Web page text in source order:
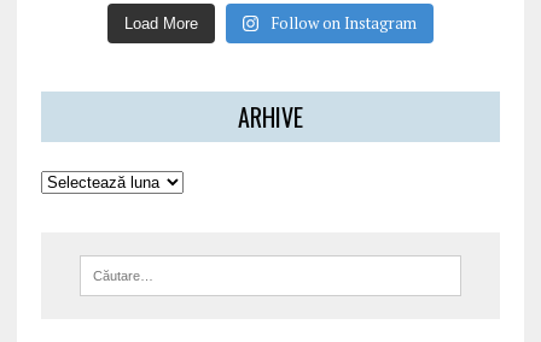
Load More Follow on Instagram
ARHIVE